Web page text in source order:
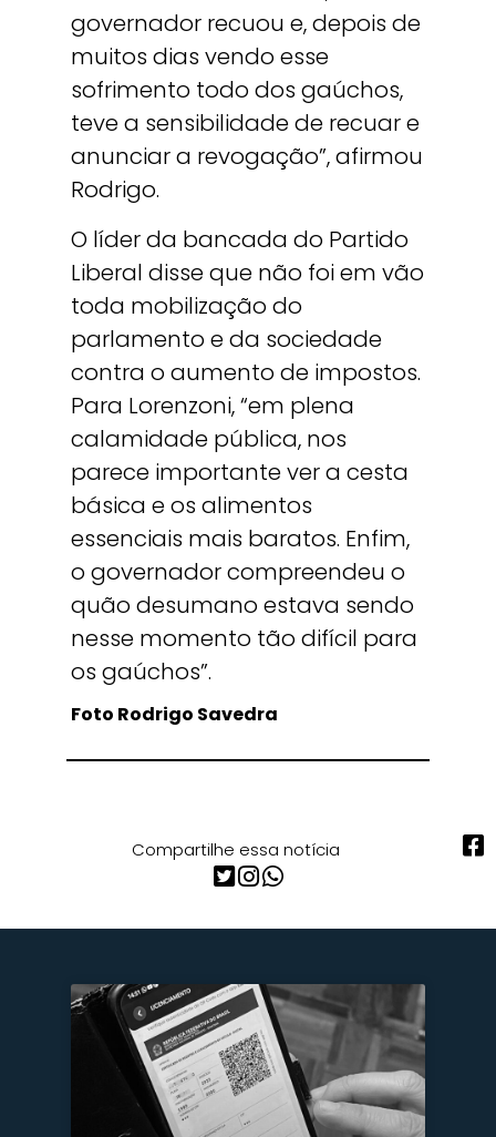
governador recuou e, depois de
muitos dias vendo esse
sofrimento todo dos gaúchos,
teve a sensibilidade de recuar e
anunciar a revogação”, afirmou
Rodrigo.
O líder da bancada do Partido
Liberal disse que não foi em vão
toda mobilização do
parlamento e da sociedade
contra o aumento de impostos.
Para Lorenzoni, “em plena
calamidade pública, nos
parece importante ver a cesta
básica e os alimentos
essenciais mais baratos. Enfim,
o governador compreendeu o
quão desumano estava sendo
nesse momento tão difícil para
os gaúchos”.
Foto Rodrigo Savedra
Compartilhe essa notícia